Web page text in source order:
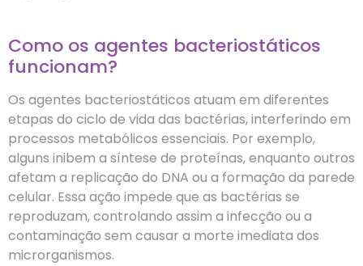
Como os agentes bacteriostáticos
funcionam?
Os agentes bacteriostáticos atuam em diferentes
etapas do ciclo de vida das bactérias, interferindo em
processos metabólicos essenciais. Por exemplo,
alguns inibem a síntese de proteínas, enquanto outros
afetam a replicação do DNA ou a formação da parede
celular. Essa ação impede que as bactérias se
reproduzam, controlando assim a infecção ou a
contaminação sem causar a morte imediata dos
microrganismos.